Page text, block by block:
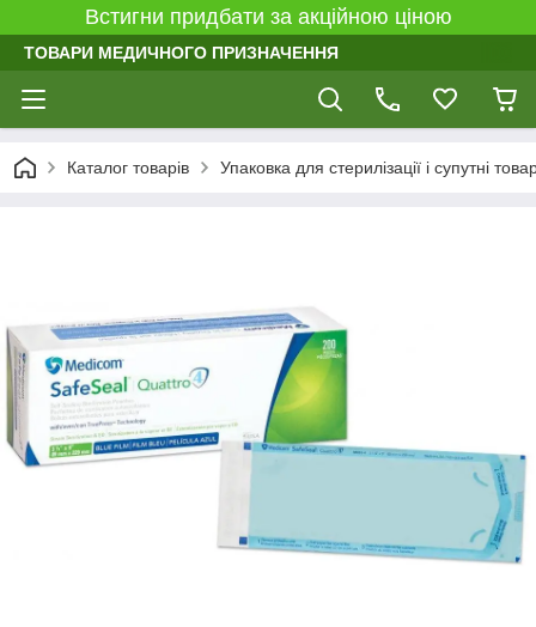
Встигни придбати за акційною ціною
ТОВАРИ МЕДИЧНОГО ПРИЗНАЧЕННЯ
Каталог товарів Упаковка для стерилізації і супутні